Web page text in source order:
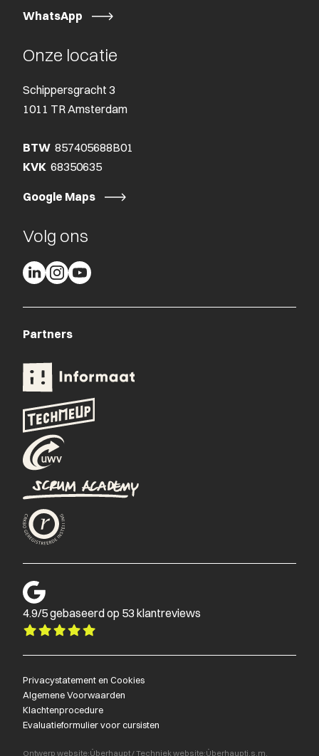
WhatsApp
Onze locatie
Schippersgracht 3
1011 TR Amsterdam
BTW 857405688B01
KVK 68350635
Google Maps
Volg ons
Partners
4.9/5 gebaseerd op 53 klantreviews
Privacystatement en Cookies
Algemene Voorwaarden
Klachtenprocedure
Evaluatieformulier voor cursisten
Ontwerp website:Überhaupt/Techniek website:Überhaupti.s.m.